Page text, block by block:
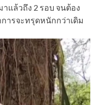
าแล้วถึง 2 รอบ จนต้อง
ารจะทรุดหนักกว่าเดิม